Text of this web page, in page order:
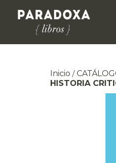
Inicio /
HISTORIA